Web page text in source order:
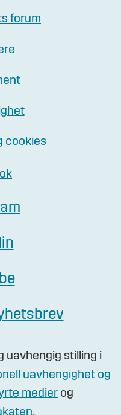
forum
cookies
uavhengig stilling i
uavhengighet og
medier og
.